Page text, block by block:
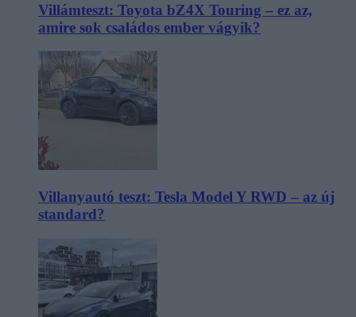
Villámteszt: Toyota bZ4X Touring – ez az,
amire sok családos ember vágyik?
Villanyautó teszt: Tesla Model Y RWD – az új
standard?